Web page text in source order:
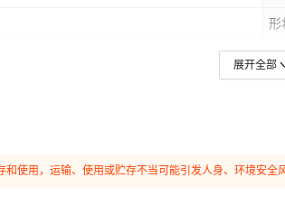
形
是
展开全部
使用，运输、使用或贮存不当可能引发人身、环境安全